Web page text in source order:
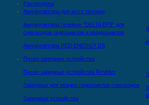
Распродажа
Аккумуляторы для мото техники
Аккумуляторы гелевые "DELTA EPS" для
снегоходов,гидроциклов и квадроциклов
Аккумуляторы RED ENERGY DS
Пуско-зарядные устройства
Пуско-зарядные устройства ReVolter
Зарядные для квадро-гидроциклов,снегоходов
Зарядные устройства